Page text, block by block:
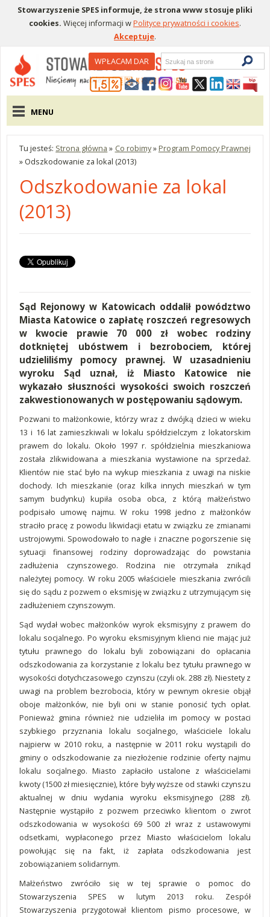
Stowarzyszenie SPES informuje, że strona www stosuje pliki
cookies. Więcej informacji wPolityce prywatności i cookies.
Akceptuje.
Menu pomocniczeWPŁACAM DAR
Wyszukiwarka
Menu główne
MENU
Tu jesteś: Strona główna » Co robimy» Program Pomocy Prawnej
» Odszkodowanie za lokal (2013)
Odszkodowanie za lokal
(2013)
Sąd Rejonowy w Katowicach oddalił powództwo
Miasta Katowice o zapłatę roszczeń regresowych
w kwocie prawie 70 000 zł wobec rodziny
dotkniętej ubóstwem i bezrobociem, której
udzieliliśmy pomocy prawnej. W uzasadnieniu
wyroku Sąd uznał, iż Miasto Katowice nie
wykazało słuszności wysokości swoich roszczeń
zakwestionowanych w postępowaniu sądowym.
Pozwani to małżonkowie, którzy wraz z dwójką dzieci w wieku
13 i 16 lat zamieszkiwali w lokalu spółdzielczym z lokatorskim
prawem do lokalu. Około 1997 r. spółdzielnia mieszkaniowa
została zlikwidowana a mieszkania wystawione na sprzedaż.
Klientów nie stać było na wykup mieszkania z uwagi na niskie
dochody. Ich mieszkanie (oraz kilka innych mieszkań w tym
samym budynku) kupiła osoba obca, z którą małżeństwo
podpisało umowę najmu. W roku 1998 jedno z małżonków
straciło pracę z powodu likwidacji etatu w związku ze zmianami
ustrojowymi. Spowodowało to nagłe i znaczne pogorszenie się
sytuacji finansowej rodziny doprowadzając do powstania
zadłużenia czynszowego. Rodzina nie otrzymała znikąd
należytej pomocy. W roku 2005 właściciele mieszkania zwrócili
się do sądu z pozwem o eksmisję w związku z utrzymującym się
zadłużeniem czynszowym.
Sąd wydał wobec małżonków wyrok eksmisyjny z prawem do
lokalu socjalnego. Po wyroku eksmisyjnym klienci nie mając już
tytułu prawnego do lokalu byli zobowiązani do opłacania
odszkodowania za korzystanie z lokalu bez tytułu prawnego w
wysokości dotychczasowego czynszu (czyli ok. 288 zł). Niestety z
uwagi na problem bezrobocia, który w pewnym okresie objął
oboje małżonków, nie byli oni w stanie ponosić tych opłat.
Ponieważ gmina również nie udzieliła im pomocy w postaci
szybkiego przyznania lokalu socjalnego, właściciele lokalu
najpierw w 2010 roku, a następnie w 2011 roku wystąpili do
gminy o odszkodowanie za niezłożenie rodzinie oferty najmu
lokalu socjalnego. Miasto zapłaciło ustalone z właścicielami
kwoty (1500 zł miesięcznie), które były wyższe od stawki czynszu
aktualnej w dniu wydania wyroku eksmisyjnego (288 zł).
Następnie wystąpiło z pozwem przeciwko klientom o zwrot
odszkodowania w wysokości 69 500 zł wraz z ustawowymi
odsetkami, wypłaconego przez Miasto właścicielom lokalu
powołując się na fakt, iż zapłata odszkodowania jest
zobowiązaniem solidarnym.
Małżeństwo zwróciło się w tej sprawie o pomoc do
Stowarzyszenia SPES w lutym 2013 roku. Zespół
Stowarzyszenia przygotował klientom pismo procesowe, w